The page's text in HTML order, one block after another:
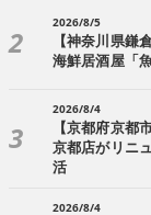
2026/8/5
【神奈川県鎌
海鮮居酒屋「
2026/8/4
【京都府京都
京都店がリニ
活
2026/8/4